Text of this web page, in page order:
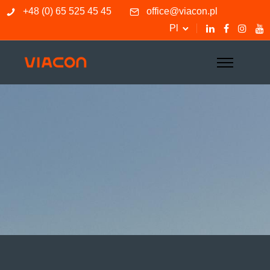
+48 (0) 65 525 45 45
office@viacon.pl
Pl